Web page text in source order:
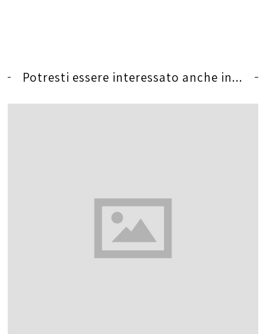
Potresti essere interessato anche in...